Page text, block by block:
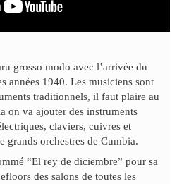
grosso modo avec l’arrivée du
années 1940. Les musiciens sont
traditionnels, il faut plaire au
on va ajouter des instruments
claviers, cuivres et
orchestres de Cumbia.
“El rey de diciembre” pour sa
des salons de toutes les